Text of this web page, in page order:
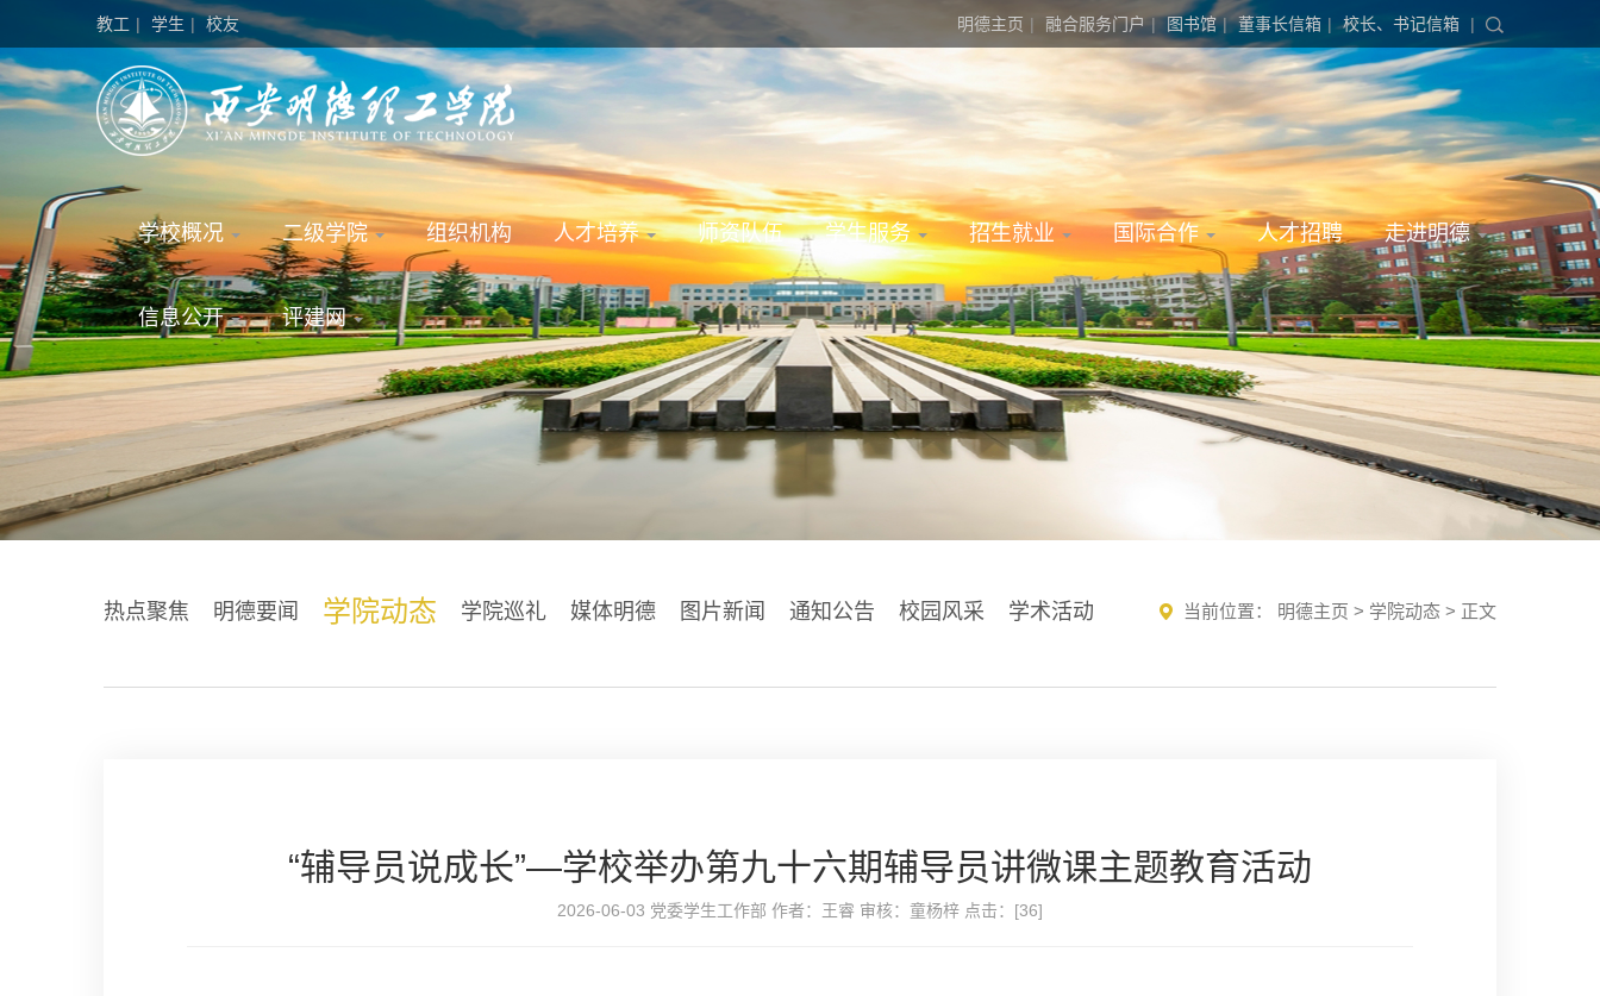
教工 | 学生 | 校友 明德主页 | 融合服务门户 | 图书馆 | 董事长信箱 | 校长、书记信箱 |
学校概况 二级学院 组织机构 人才培养 师资队伍 学生服务 招生就业 国际合作 人才招聘 走进明德
信息公开 评建网
热点聚焦 明德要闻 学院动态 学院巡礼 媒体明德 图片新闻 通知公告 校园风采 学术活动 当前位置： 明德主页 > 学院动态 > 正文
“辅导员说成长”—学校举办第九十六期辅导员讲微课主题教育活动
2026-06-03 党委学生工作部 作者：王睿 审核：童杨梓 点击：[36]